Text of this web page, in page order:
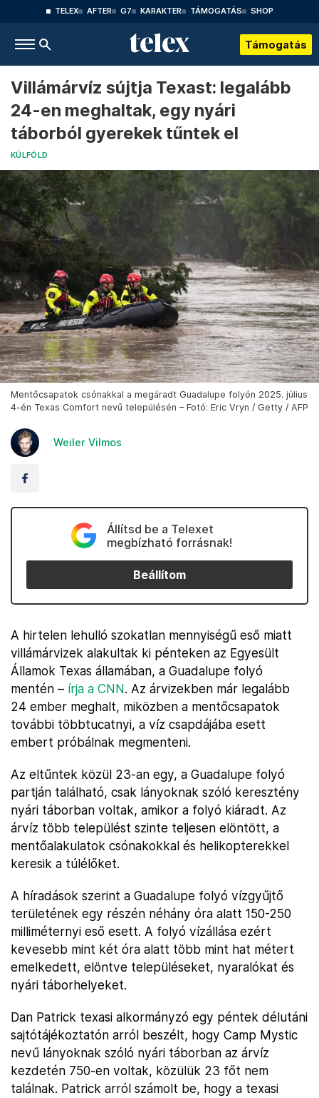
TELEX AFTER G7 KARAKTER TÁMOGATÁS SHOP
Támogatás
Villámárvíz sújtja Texast: legalább
24-en meghaltak, egy nyári
táborból gyerekek tűntek el
KÜLFÖLD
Mentőcsapatok csónakkal a megáradt Guadalupe folyón 2025. július
4-én Texas Comfort nevű településén – Fotó: Eric Vryn / Getty / AFP
Weiler Vilmos
Állítsd be a Telexet
megbízható forrásnak!
Beállítom
A hirtelen lehulló szokatlan mennyiségű eső miatt
villámárvizek alakultak ki pénteken az Egyesült
Államok Texas államában, a Guadalupe folyó
mentén – írja a CNN. Az árvizekben már legalább
24 ember meghalt, miközben a mentőcsapatok
további többtucatnyi, a víz csapdájába esett
embert próbálnak megmenteni.
Az eltűntek közül 23-an egy, a Guadalupe folyó
partján található, csak lányoknak szóló keresztény
nyári táborban voltak, amikor a folyó kiáradt. Az
árvíz több települést szinte teljesen elöntött, a
mentőalakulatok csónakokkal és helikopterekkel
keresik a túlélőket.
A híradások szerint a Guadalupe folyó vízgyűjtő
területének egy részén néhány óra alatt 150-250
milliméternyi eső esett. A folyó vízállása ezért
kevesebb mint két óra alatt több mint hat métert
emelkedett, elöntve településeket, nyaralókat és
nyári táborhelyeket.
Dan Patrick texasi alkormányzó egy péntek délutáni
sajtótájékoztatón arról beszélt, hogy Camp Mystic
nevű lányoknak szóló nyári táborban az árvíz
kezdetén 750-en voltak, közülük 23 főt nem
találnak. Patrick arról számolt be, hogy a texasi